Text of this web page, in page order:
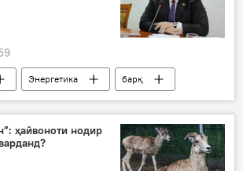
Энергетика
барқ
Ҷумъа
захира
ҳайвоноти нодир